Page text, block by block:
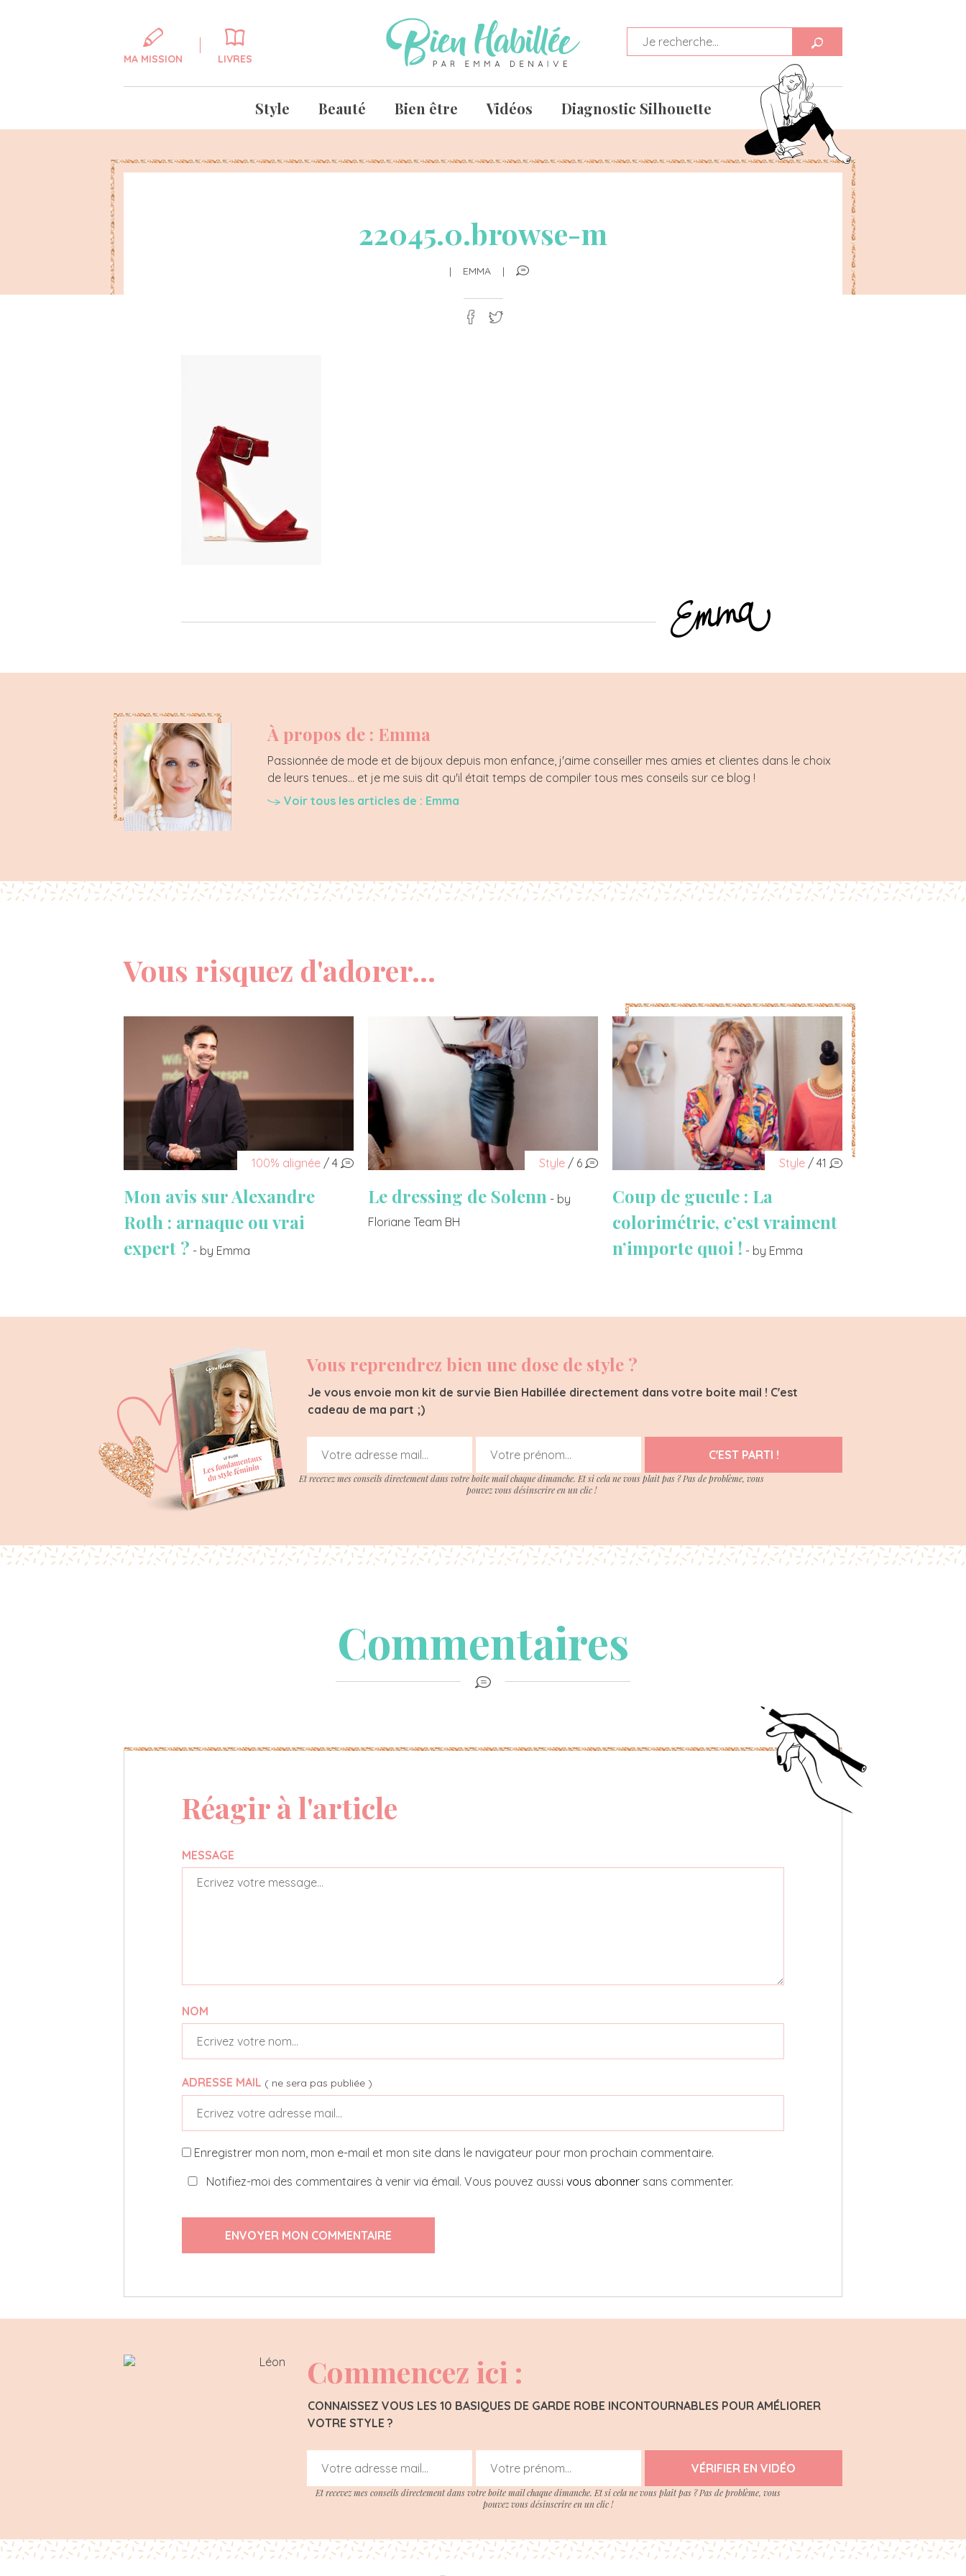
MA MISSION LIVRES
Style Beauté Bien être Vidéos Diagnostic Silhouette
22045.0.browse-m
| EMMA |
À propos de : Emma
Passionnée de mode et de bijoux depuis mon enfance, j'aime conseiller mes amies et clientes dans le choix
de leurs tenues... et je me suis dit qu'il était temps de compiler tous mes conseils sur ce blog !
Voir tous les articles de : Emma
Vous risquez d'adorer...
100% alignée / 4
Mon avis sur Alexandre
Roth : arnaque ou vrai
expert ? - by Emma
Style / 6
Le dressing de Solenn - by
Floriane Team BH
Style / 41
Coup de gueule : La
colorimétrie, c’est vraiment
n’importe quoi ! - by Emma
Vous reprendrez bien une dose de style ?
Je vous envoie mon kit de survie Bien Habillée directement dans votre boite mail ! C'est
cadeau de ma part ;)
C'EST PARTI !
Et recevez mes conseils directement dans votre boite mail chaque dimanche. Et si cela ne vous plait pas ? Pas de problème, vous
pouvez vous désinscrire en un clic !
Commentaires
Réagir à l'article
MESSAGE
NOM
ADRESSE MAIL ( ne sera pas publiée )
Enregistrer mon nom, mon e-mail et mon site dans le navigateur pour mon prochain commentaire.
Notifiez-moi des commentaires à venir via émail. Vous pouvez aussi vous abonner sans commenter.
ENVOYER MON COMMENTAIRE
Commencez ici :
CONNAISSEZ VOUS LES 10 BASIQUES DE GARDE ROBE INCONTOURNABLES POUR AMÉLIORER
VOTRE STYLE ?
VÉRIFIER EN VIDÉO
Et recevez mes conseils directement dans votre boite mail chaque dimanche. Et si cela ne vous plait pas ? Pas de problème, vous
pouvez vous désinscrire en un clic !